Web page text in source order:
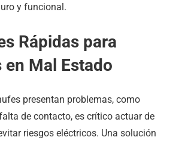
y funcional.
Rápidas para
en Mal Estado
presentan problemas, como
de contacto, es crítico actuar de
riesgos eléctricos. Una solución